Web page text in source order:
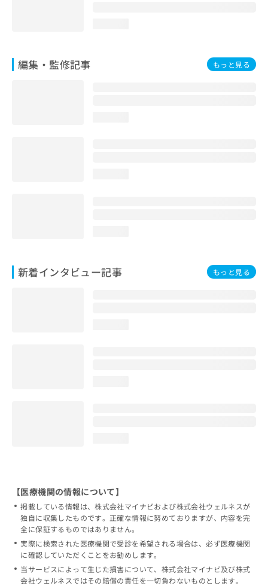
編集・監修記事 もっと見る
新着インタビュー記事 もっと見る
【医療機関の情報について】
掲載している情報は、株式会社マイナビおよび株式会社ウェルネスが
独自に収集したものです。正確な情報に努めておりますが、内容を完
全に保証するものではありません。
実際に検索された医療機関で受診を希望される場合は、必ず医療機関
に確認していただくことをお勧めします。
当サービスによって生じた損害について、株式会社マイナビ及び株式
会社ウェルネスではその賠償の責任を一切負わないものとします。